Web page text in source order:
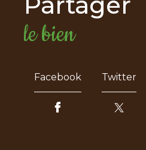
le bien
Facebook Twitter